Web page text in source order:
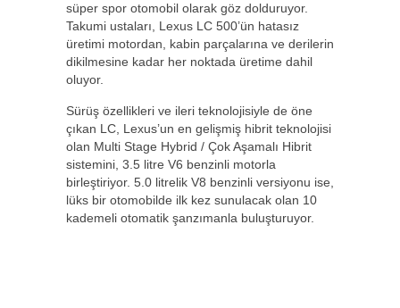
süper spor otomobil olarak göz dolduruyor.
Takumi ustaları, Lexus LC 500’ün hatasız
üretimi motordan, kabin parçalarına ve derilerin
dikilmesine kadar her noktada üretime dahil
oluyor.
Sürüş özellikleri ve ileri teknolojisiyle de öne
çıkan LC, Lexus’un en gelişmiş hibrit teknolojisi
olan Multi Stage Hybrid / Çok Aşamalı Hibrit
sistemini, 3.5 litre V6 benzinli motorla
birleştiriyor. 5.0 litrelik V8 benzinli versiyonu ise,
lüks bir otomobilde ilk kez sunulacak olan 10
kademeli otomatik şanzımanla buluşturuyor.